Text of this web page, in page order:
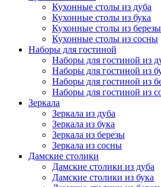
Кухонные столы из дуба
Кухонные столы из бука
Кухонные столы из березы
Кухонные столы из сосны
Наборы для гостиной
Наборы для гостиной из
Наборы для гостиной из
Наборы для гостиной из
Наборы для гостиной из
Зеркала
Зеркала из дуба
Зеркала из бука
Зеркала из березы
Зеркала из сосны
Дамские столики
Дамские столики из дуба
Дамские столики из бука